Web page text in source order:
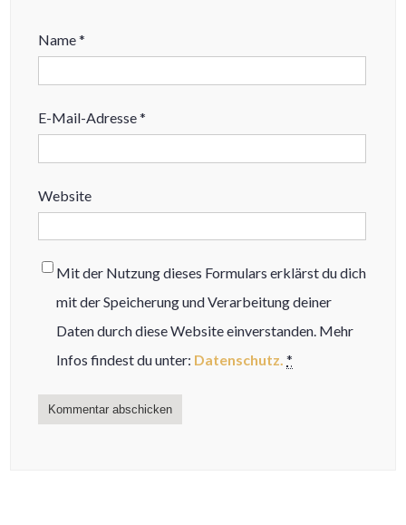
Name*
E-Mail-Adresse*
Website
Mit der Nutzung dieses Formulars erklärst du dich
mit der Speicherung und Verarbeitung deiner
Daten durch diese Website einverstanden. Mehr
Infos findest du unter: Datenschutz. *